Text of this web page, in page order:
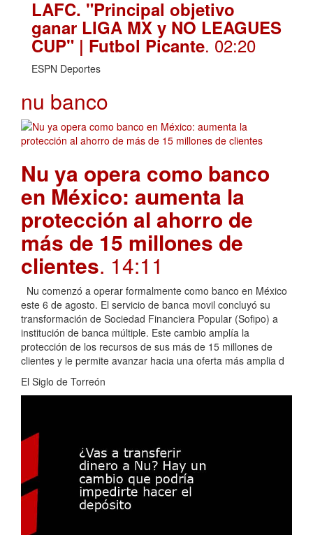
LAFC. "Principal objetivo
ganar LIGA MX y NO LEAGUES
CUP" | Futbol Picante. 02:20
ESPN Deportes
nu banco
Nu ya opera como banco
en México: aumenta la
protección al ahorro de
más de 15 millones de
clientes. 14:11
Nu comenzó a operar formalmente como banco en México
este 6 de agosto. El servicio de banca movil concluyó su
transformación de Sociedad Financiera Popular (Sofipo) a
institución de banca múltiple. Este cambio amplía la
protección de los recursos de sus más de 15 millones de
clientes y le permite avanzar hacia una oferta más amplia d
El Siglo de Torreón